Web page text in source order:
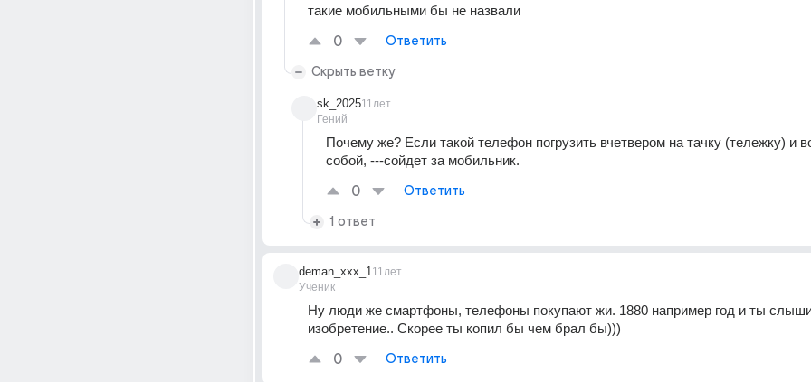
такие мобильными бы не назвали
0 Ответить
Скрыть ветку
sk_2025
Гений
11лет
Почему же? Если такой телефон погрузить вчетвером на тачку (тележку) и
собой, ---сойдет за мобильник.
0 Ответить
1 ответ
deman_xxx_1
Ученик
11лет
Ну люди же смартфоны, телефоны покупают жи. 1880 например год и ты
изобретение.. Скорее ты копил бы чем брал бы)))
0 Ответить